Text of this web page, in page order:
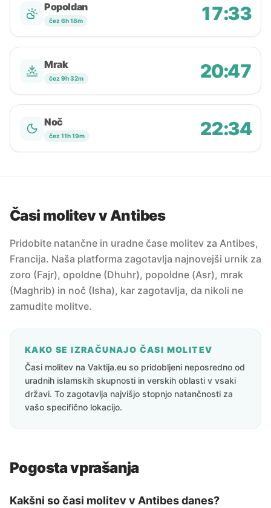
Popoldan
čez 6h 18m 17:33
Mrak
čez 9h 32m 20:47
Noč
čez 11h 19m 22:34
Časi molitev v Antibes
Pridobite natančne in uradne čase molitev za Antibes,
Francija. Naša platforma zagotavlja najnovejši urnik za
zoro (Fajr), opoldne (Dhuhr), popoldne (Asr), mrak
(Maghrib) in noč (Isha), kar zagotavlja, da nikoli ne
zamudite molitve.
KAKO SE IZRAČUNAJO ČASI MOLITEV
Časi molitev na Vaktija.eu so pridobljeni neposredno od
uradnih islamskih skupnosti in verskih oblasti v vsaki
državi. To zagotavlja najvišjo stopnjo natančnosti za
vašo specifično lokacijo.
Pogosta vprašanja
Kakšni so časi molitev v Antibes danes?